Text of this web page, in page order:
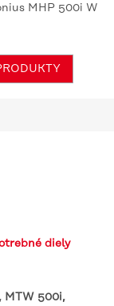
MHP 500i W
diely
MTW 500i,